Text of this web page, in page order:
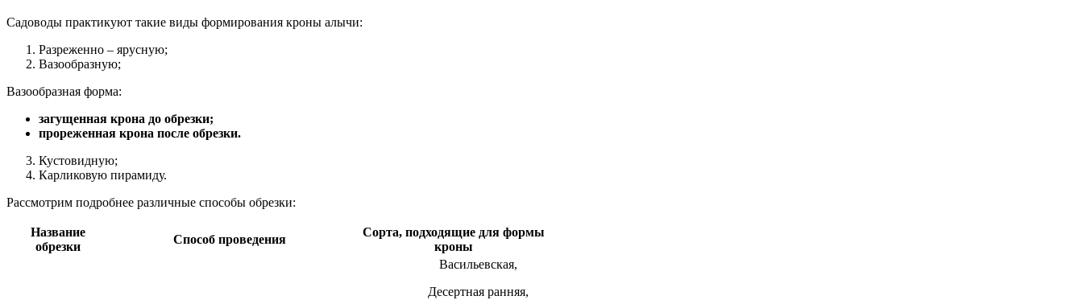
Садоводы практикуют такие виды формирования кроны алычи:
Разреженно – ярусную;
Вазообразную;
Вазообразная форма:
загущенная крона до обрезки;
прореженная крона после обрезки.
Кустовидную;
Карликовую пирамиду.
Рассмотрим подробнее различные способы обрезки:
Название
обрезки
Способ проведения
Сорта, подходящие для формы
кроны
Васильевская,
Десертная ранняя,